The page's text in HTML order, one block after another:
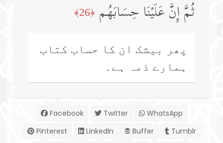
ثُمَّ إِنَّ عَلَیۡنَا حِسَابَهُم ﴿26﴾
پھر بیشک ان کا حساب کتاب
ہمارے ذمہ ہے۔
Facebook Twitter
WhatsApp
Pinterest
LinkedIn Buffer
Tumblr